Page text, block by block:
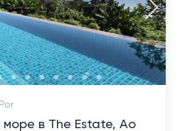
в The Estate, Ао